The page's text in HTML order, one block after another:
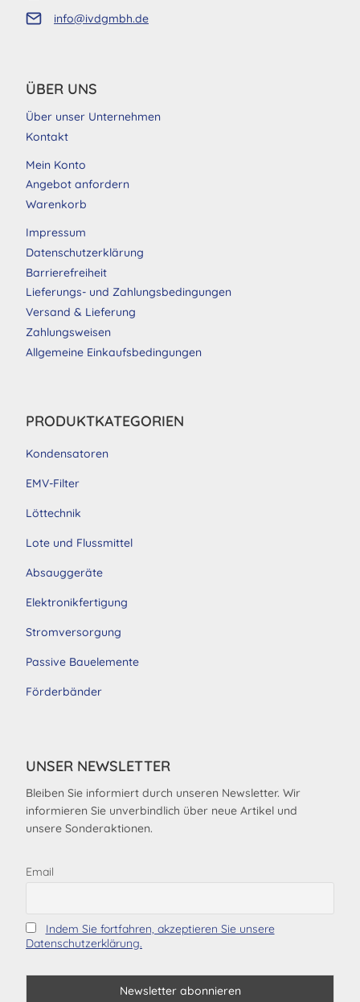
info@ivdgmbh.de
ÜBER UNS
Über unser Unternehmen
Kontakt
Mein Konto
Angebot anfordern
Warenkorb
Impressum
Datenschutzerklärung
Barrierefreiheit
Lieferungs- und Zahlungsbedingungen
Versand & Lieferung
Zahlungsweisen
Allgemeine Einkaufsbedingungen
PRODUKTKATEGORIEN
Kondensatoren
EMV-Filter
Löttechnik
Lote und Flussmittel
Absauggeräte
Elektronikfertigung
Stromversorgung
Passive Bauelemente
Förderbänder
UNSER NEWSLETTER
Bleiben Sie informiert durch unseren Newsletter. Wir
informieren Sie unverbindlich über neue Artikel und
unsere Sonderaktionen.
Email
Indem Sie fortfahren, akzeptieren Sie unsere
Datenschutzerklärung.